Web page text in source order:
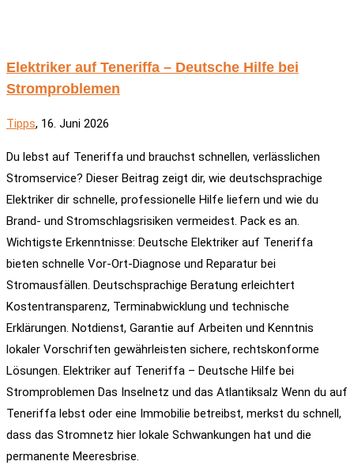
Elektriker auf Teneriffa – Deutsche Hilfe bei
Stromproblemen
Tipps, 16. Juni 2026
Du lebst auf Teneriffa und brauchst schnellen, verlässlichen
Stromservice? Dieser Beitrag zeigt dir, wie deutschsprachige
Elektriker dir schnelle, professionelle Hilfe liefern und wie du
Brand- und Stromschlagsrisiken vermeidest. Pack es an.
Wichtigste Erkenntnisse: Deutsche Elektriker auf Teneriffa
bieten schnelle Vor-Ort-Diagnose und Reparatur bei
Stromausfällen. Deutschsprachige Beratung erleichtert
Kostentransparenz, Terminabwicklung und technische
Erklärungen. Notdienst, Garantie auf Arbeiten und Kenntnis
lokaler Vorschriften gewährleisten sichere, rechtskonforme
Lösungen. Elektriker auf Teneriffa – Deutsche Hilfe bei
Stromproblemen Das Inselnetz und das Atlantiksalz Wenn du auf
Teneriffa lebst oder eine Immobilie betreibst, merkst du schnell,
dass das Stromnetz hier lokale Schwankungen hat und die
permanente Meeresbrise.